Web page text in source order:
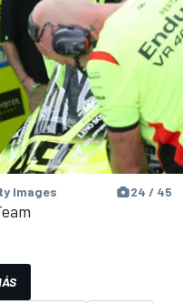
Images 24 / 45